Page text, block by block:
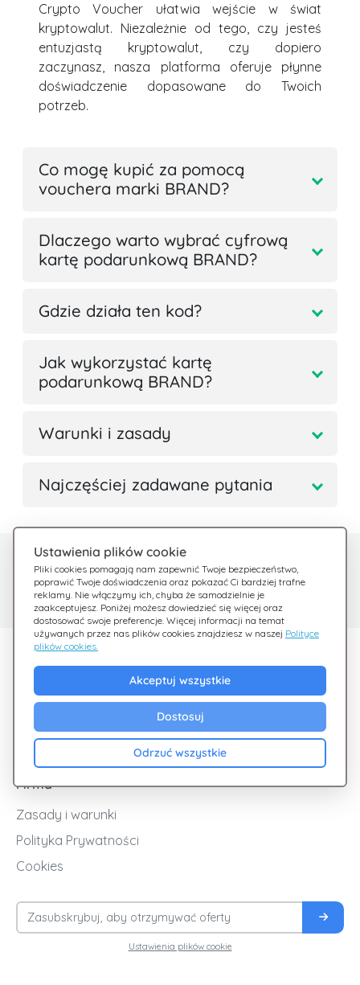
Crypto Voucher ułatwia wejście w świat
kryptowalut. Niezależnie od tego, czy jesteś
entuzjastą kryptowalut, czy dopiero
zaczynasz, nasza platforma oferuje płynne
doświadczenie dopasowane do Twoich
potrzeb.
Co mogę kupić za pomocą
vouchera marki BRAND?
Dlaczego warto wybrać cyfrową
kartę podarunkową BRAND?
Gdzie działa ten kod?
Jak wykorzystać kartę
podarunkową BRAND?
Warunki i zasady
Najczęściej zadawane pytania
Ustawienia plików cookie
Pliki cookies pomagają nam zapewnić Twoje bezpieczeństwo,
poprawić Twoje doświadczenia oraz pokazać Ci bardziej trafne
reklamy. Nie włączymy ich, chyba że samodzielnie je
zaakceptujesz. Poniżej możesz dowiedzieć się więcej oraz
dostosować swoje preferencje. Więcej informacji na temat
używanych przez nas plików cookies znajdziesz w naszej Polityce
plików cookies.
Akceptuj wszystkie
Dostosuj
Odrzuć wszystkie
Potrzebujesz pomocy?
Jesteśmy tu dla Ciebie
Centrum pomocy
Sprawdź nasze FAQ
Odkryj Giftsy
Cashback
Blog
Firma
Zasady i warunki
Polityka Prywatności
Cookies
Ustawienia plików cookie